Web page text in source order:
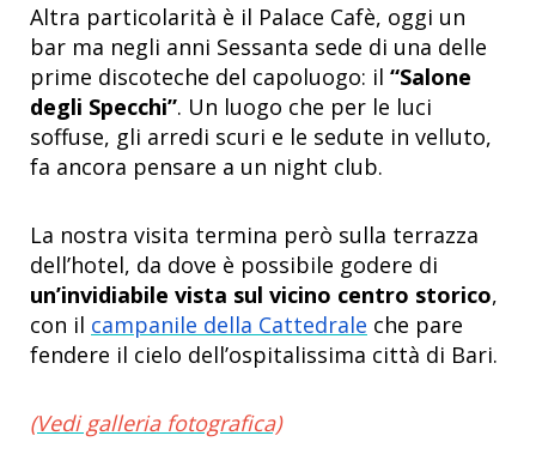
Altra particolarità è il Palace Cafè, oggi un
bar ma negli anni Sessanta sede di una delle
prime discoteche del capoluogo: il “Salone
degli Specchi”. Un luogo che per le luci
soffuse, gli arredi scuri e le sedute in velluto,
fa ancora pensare a un night club.
La nostra visita termina però sulla terrazza
dell’hotel, da dove è possibile godere di
un’invidiabile vista sul vicino centro storico,
con il campanile della Cattedrale che pare
fendere il cielo dell’ospitalissima città di Bari.
(Vedi galleria fotografica)